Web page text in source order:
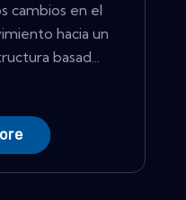
cambios en el
hacia un
basad...